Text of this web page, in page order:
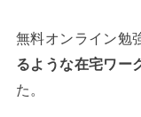
無料オンライン勉
るような在宅ワー
た。